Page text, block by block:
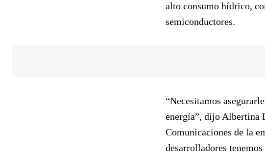
alto consumo hídrico,
semiconductores.
“Necesitamos
energía”, dijo Albertina
Comunicaciones de la
desarrolladores